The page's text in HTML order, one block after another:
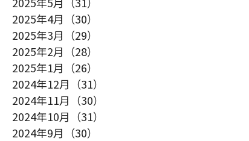
2025年4月（30）
2025年3月（29）
2025年2月（28）
2025年1月（26）
2024年12月（31）
2024年11月（30）
2024年10月（31）
2024年9月（30）